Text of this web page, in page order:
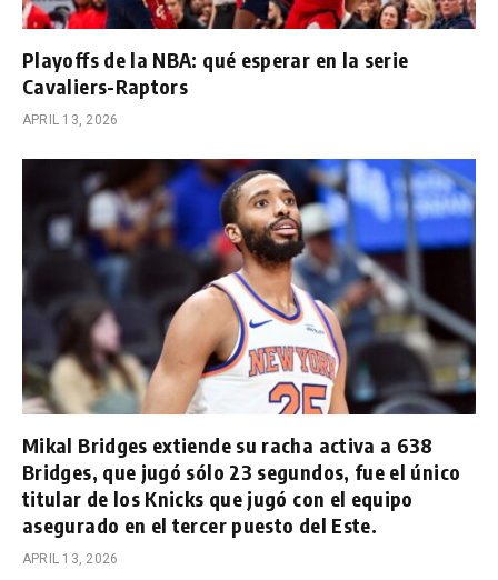
Playoffs de la NBA: qué esperar en la serie
Cavaliers-Raptors
APRIL 13, 2026
Mikal Bridges extiende su racha activa a 638
Bridges, que jugó sólo 23 segundos, fue el único
titular de los Knicks que jugó con el equipo
asegurado en el tercer puesto del Este.
APRIL 13, 2026